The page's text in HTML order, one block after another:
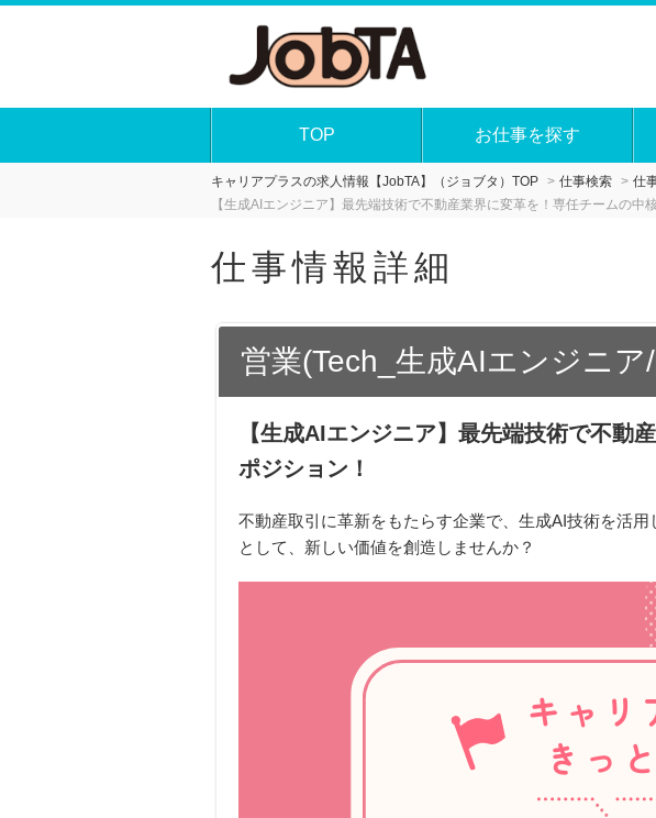
TOP お仕事を探す
キャリアプラスの求人情報【JobTA】（ジョブタ）TOP 仕事検索
仕
【生成AIエンジニア】最先端技術で不動産業界に変革を！専任チームの中
仕事情報詳細
営業(Tech_生成AIエンジニア
【生成AIエンジニア】最先端技術で不動
ポジション！
不動産取引に革新をもたらす企業で、生成AI技術を活
として、新しい価値を創造しませんか？